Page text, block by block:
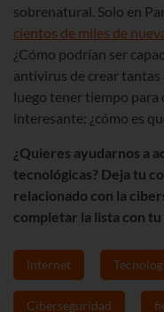
sobrenatural. Solo en
cientos de miles de
¿Cómo podrían ser
antivirus de crear tantas
luego tener tiempo para
interesante: ¿cómo es
¿Quieres ayudarnos a
tecnológicas? Deja tu
relacionado con la
completar la lista con
Internet
Ciberseguridad